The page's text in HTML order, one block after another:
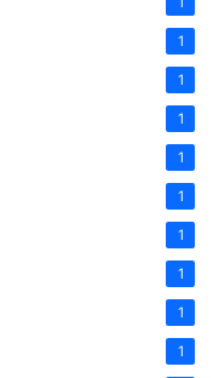
1
1
1
1
1
1
1
1
1